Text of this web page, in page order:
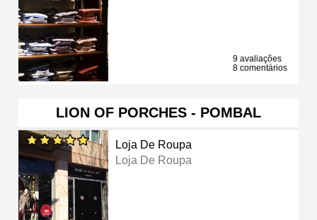
9 avaliações
8 comentários
LION OF PORCHES - POMBAL
Loja De Roupa
Loja De Roupa